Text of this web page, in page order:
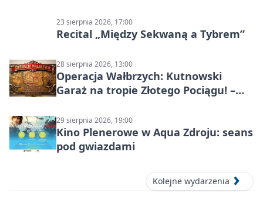
23 sierpnia 2026, 17:00
Recital „Między Sekwaną a Tybrem”
28 sierpnia 2026, 13:00
Operacja Wałbrzych: Kutnowski
Garaż na tropie Złotego Pociągu! –
29 sierpnia 2026, 19:00
Kino Plenerowe w Aqua Zdroju: seans
pod gwiazdami
Kolejne wydarzenia